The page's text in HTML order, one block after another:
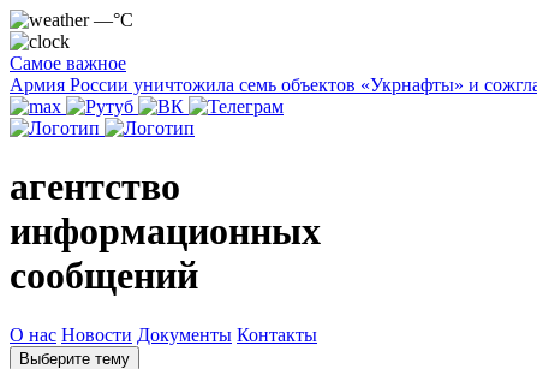
—°C
Самое важное
Армия России уничтожила семь объектов «Укрнафты» и
агентство
информационных
сообщений
О нас Новости Документы Контакты
Выберите тему